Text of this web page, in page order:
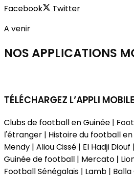
Facebook
Twitter
A venir
NOS APPLICATIONS
TÉLÉCHARGEZ L’APPLI MOBILE
Clubs de football en Guinée |
l'étranger | Histoire du football en
Mendy | Aliou Cissé | El Hadji
Guinée de football | Mercato |
Football Sénégalais | Lamb | Balla